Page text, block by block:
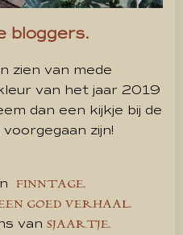
bloggers.
zien van mede
van het jaar 2019
dan een kijkje bij de
zijn!
FINNTAGE.
GOED VERHAAL.
van SJAARTJE.